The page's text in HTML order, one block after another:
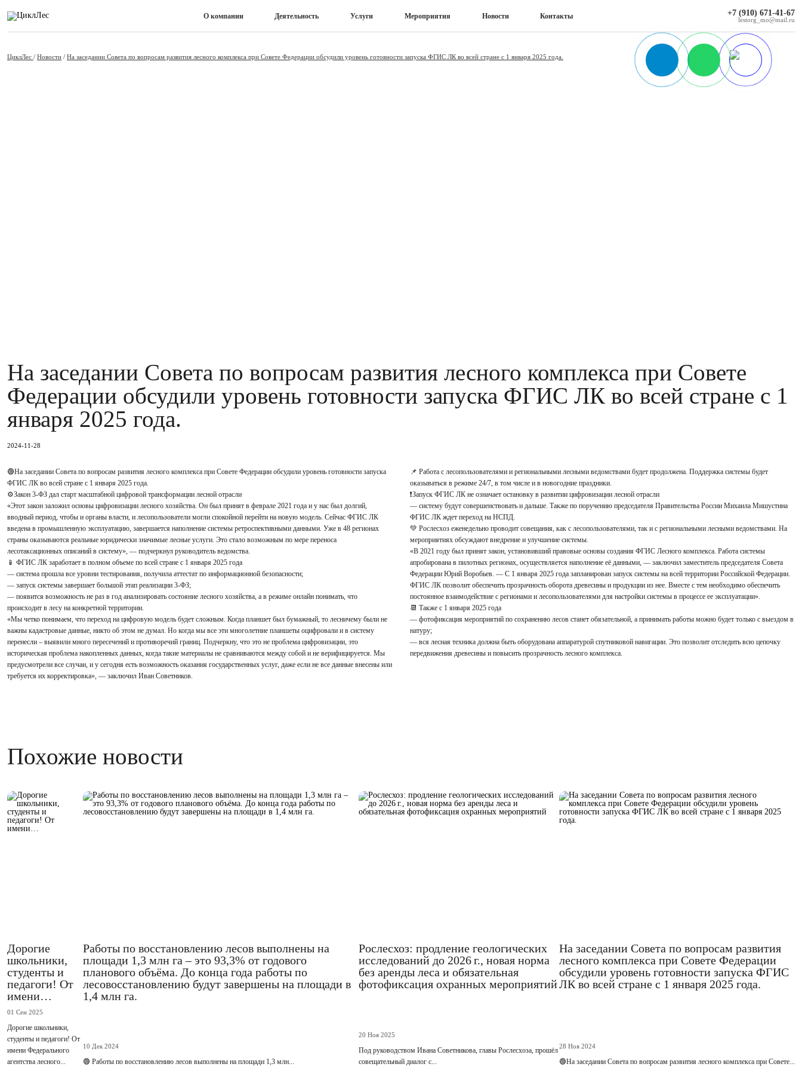
О компании Деятельность Услуги Мероприятия Новости Контакты +7 (910) 671-41-67
lestorg_mo@mail.ru
ЦиклЛес / Новости / На заседании Совета по вопросам развития лесного комплекса при Совете Федерации обсудили уровень готовности запуска ФГИС ЛК во всей стране с 1 января 2025 года.
На заседании Совета по вопросам развития лесного комплекса при Совете
Федерации обсудили уровень готовности запуска ФГИС ЛК во всей стране с 1
января 2025 года.
2024-11-28
🟢На заседании Совета по вопросам развития лесного комплекса при Совете Федерации обсудили уровень готовности запуска
ФГИС ЛК во всей стране с 1 января 2025 года.
⚙️Закон 3-ФЗ дал старт масштабной цифровой трансформации лесной отрасли
«Этот закон заложил основы цифровизации лесного хозяйства. Он был принят в феврале 2021 года и у нас был долгий,
вводный период, чтобы и органы власти, и лесопользователи могли спокойной перейти на новую модель. Сейчас ФГИС ЛК
введена в промышленную эксплуатацию, завершается наполнение системы ретроспективными данными. Уже в 48 регионах
страны оказываются реальные юридически значимые лесные услуги. Это стало возможным по мере переноса
лесотаксационных описаний в систему», — подчеркнул руководитель ведомства.
📱 ФГИС ЛК заработает в полном объеме по всей стране с 1 января 2025 года
— система прошла все уровни тестирования, получила аттестат по информационной безопасности;
— запуск системы завершает большой этап реализации 3-ФЗ;
— появится возможность не раз в год анализировать состояние лесного хозяйства, а в режиме онлайн понимать, что
происходит в лесу на конкретной территории.
«Мы четко понимаем, что переход на цифровую модель будет сложным. Когда планшет был бумажный, то лесничему были не
важны кадастровые данные, никто об этом не думал. Но когда мы все эти многолетние планшеты оцифровали и в систему
перенесли – выявили много пересечений и противоречий границ. Подчеркну, что это не проблема цифровизации, это
историческая проблема накопленных данных, когда такие материалы не сравниваются между собой и не верифицируется. Мы
предусмотрели все случаи, и у сегодня есть возможность оказания государственных услуг, даже если не все данные внесены или
требуется их корректировка», — заключил Иван Советников.
📌 Работа с лесопользователями и региональными лесными ведомствами будет продолжена. Поддержка системы будет
оказываться в режиме 24/7, в том числе и в новогодние праздники.
❗️Запуск ФГИС ЛК не означает остановку в развитии цифровизации лесной отрасли
— систему будут совершенствовать и дальше. Также по поручению председателя Правительства России Михаила Мишустина
ФГИС ЛК ждет переход на НСПД.
💚 Рослесхоз еженедельно проводит совещания, как с лесопользователями, так и с региональными лесными ведомствами. На
мероприятиях обсуждают внедрение и улучшение системы.
«В 2021 году был принят закон, установивший правовые основы создания ФГИС Лесного комплекса. Работа системы
апробирована в пилотных регионах, осуществляется наполнение её данными, — заключил заместитель председателя Совета
Федерации Юрий Воробьев. — С 1 января 2025 года запланирован запуск системы на всей территории Российской Федерации.
ФГИС ЛК позволит обеспечить прозрачность оборота древесины и продукции из нее. Вместе с тем необходимо обеспечить
постоянное взаимодействие с регионами и лесопользователями для настройки системы в процессе ее эксплуатации».
📆 Также с 1 января 2025 года
— фотофиксация мероприятий по сохранению лесов станет обязательной, а принимать работы можно будет только с выездом в
натуру;
— вся лесная техника должна быть оборудована аппаратурой спутниковой навигации. Это позволит отследить всю цепочку
передвижения древесины и повысить прозрачность лесного комплекса.
Похожие новости
Дорогие
школьники,
студенты и
педагоги! От
имени…
01 Сен 2025
Дорогие школьники,
студенты и педагоги! От
имени Федерального
агентства лесного...
Работы по восстановлению лесов выполнены на
площади 1,3 млн га – это 93,3% от годового
планового объёма. До конца года работы по
лесовосстановлению будут завершены на площади в
1,4 млн га.
10 Дек 2024
🟢 Работы по восстановлению лесов выполнены на площади 1,3 млн...
Рослесхоз: продление геологических
исследований до 2026 г., новая норма
без аренды леса и обязательная
фотофиксация охранных мероприятий
20 Ноя 2025
Под руководством Ивана Советникова, главы Рослесхоза, прошёл
совещательный диалог с...
На заседании Совета по вопросам развития
лесного комплекса при Совете Федерации
обсудили уровень готовности запуска ФГИС
ЛК во всей стране с 1 января 2025 года.
28 Ноя 2024
🟢На заседании Совета по вопросам развития лесного комплекса при Совете...